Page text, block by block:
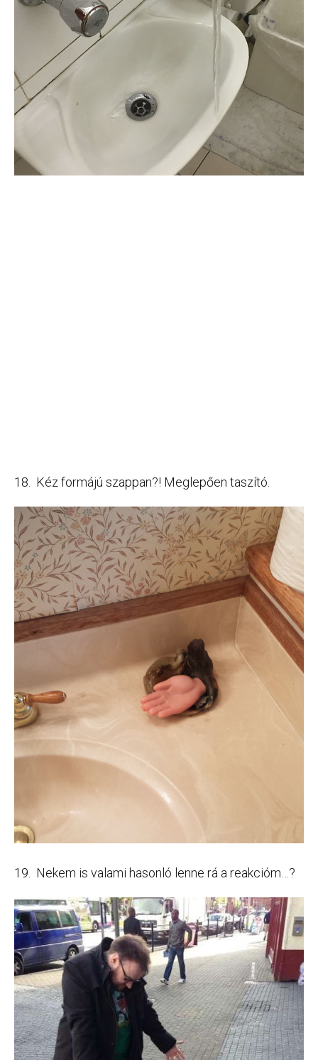
18. Kéz formájú szappan?! Meglepően taszító.
19. Nekem is valami hasonló lenne rá a reakcióm…?